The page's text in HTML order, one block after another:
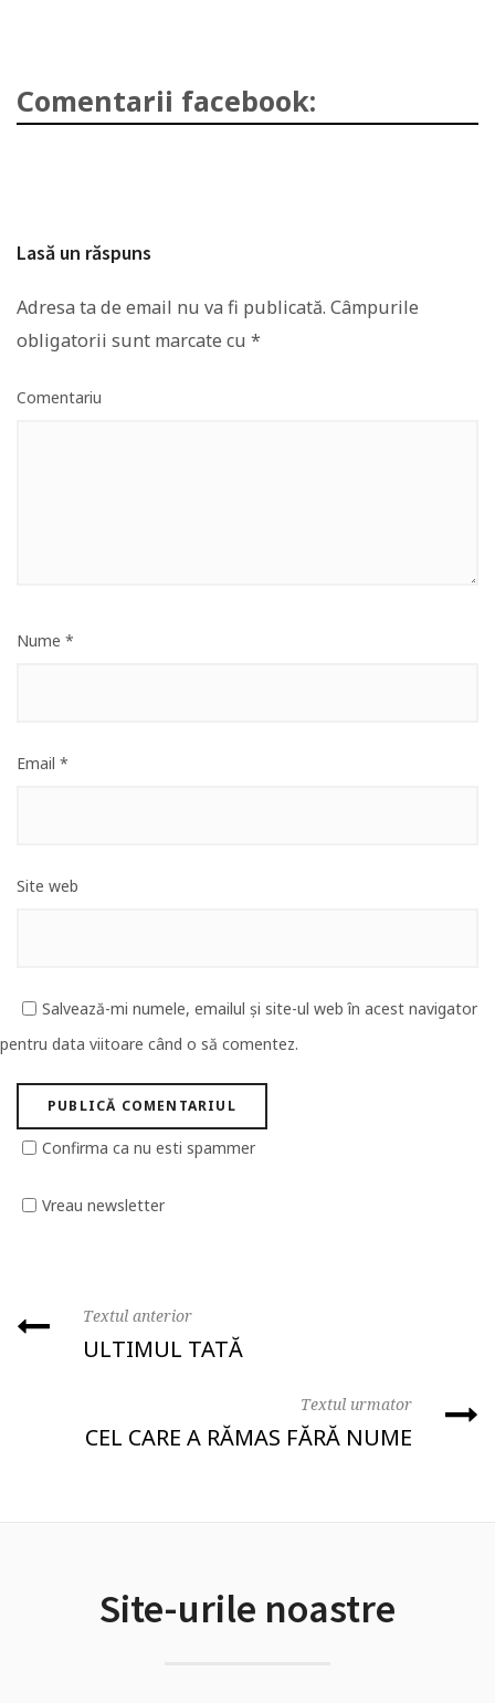
Comentarii facebook:
Lasă un răspuns
Adresa ta de email nu va fi publicată. Câmpurile
obligatorii sunt marcate cu *
Comentariu
Nume *
Email *
Site web
Salvează-mi numele, emailul și site-ul web în acest navigator
pentru data viitoare când o să comentez.
Confirma ca nu esti spammer
Vreau newsletter
Textul anterior
ULTIMUL TATĂ
Textul urmator
CEL CARE A RĂMAS FĂRĂ NUME
Site-urile noastre